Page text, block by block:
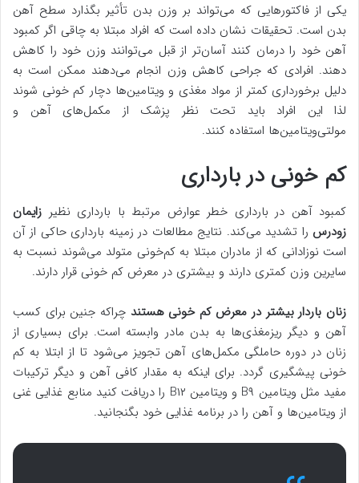
یکی از فاکتورهایی که می‌تواند بر وزن بدن تأثیر بگذارد سطح آهن
بدن است. تحقیقات نشان داده است که افراد مبتلا به چاقی اگر کمبود
آهن خود را درمان کنند آسان‌تر از قبل می‌توانند وزن خود را کاهش
دهند. افرادی که جراحی کاهش وزن انجام می‌دهند ممکن است به
دلیل برخورداری کمتر از مواد مغذی و ویتامین‌ها دچار کم خونی شوند
لذا این افراد باید تحت نظر پزشک از مکمل‌های آهن و
مولتی‌ویتامین‌ها استفاده کنند.
کم خونی در بارداری
کمبود آهن در بارداری خطر عوارض مرتبط با بارداری نظیر زایمان
زودرس را تشدید می‌کند. نتایج مطالعات در زمینه بارداری حاکی از آن
است نوزادانی که از مادران مبتلا به کم‌خونی متولد می‌شوند نسبت به
سایرین وزن کمتری دارند و بیشتری در معرض کم خونی قرار دارند.
زنان باردار بیشتر در معرض کم خونی هستند چراکه جنین برای کسب
آهن و دیگر ریزمغذی‌ها به بدن مادر وابسته است. برای بسیاری از
زنان در دوره حاملگی مکمل‌های آهن تجویز می‌شود تا از ابتلا به کم
خونی پیشگیری گردد. برای اینکه به مقدار کافی آهن و دیگر ترکیبات
مفید مثل ویتامین B۹ و ویتامین B۱۲ را دریافت کنید منابع غذایی غنی
از ویتامین‌ها و آهن را در برنامه غذایی خود بگنجانید.